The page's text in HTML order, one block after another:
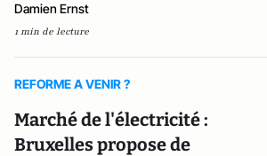
Damien Ernst
1 min de lecture
REFORME A VENIR ?
Marché de l'électricité :
Bruxelles propose de